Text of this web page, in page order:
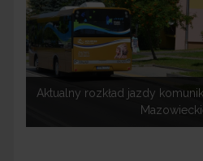
Aktualny rozkład jazdy